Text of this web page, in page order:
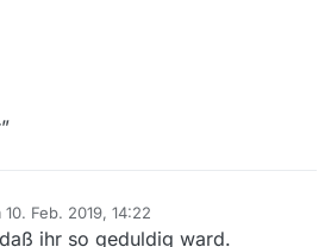
10. Feb. 2019, 14:22
von
ihr so geduldig ward.